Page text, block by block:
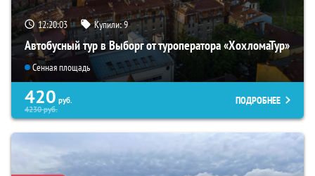
12:20:02 Купили:9
Автобусный тур в Выборг от туроператора «ХохломаТур»
Сенная площадь
420 руб.
4230руб.
ПОДРОБНЕЕ